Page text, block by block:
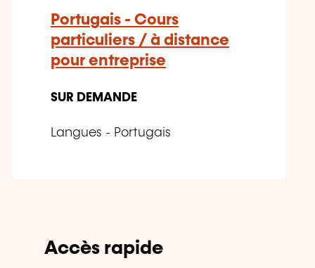
Portugais - Cours
particuliers / à distance
pour entreprise
SUR DEMANDE
Langues - Portugais
Accès rapide